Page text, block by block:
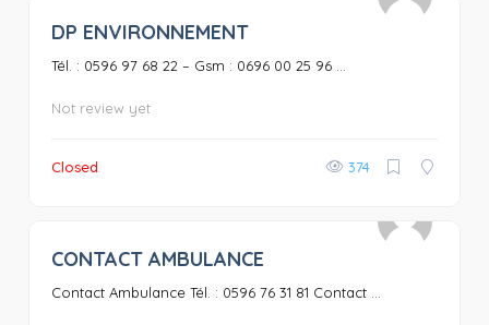
DP ENVIRONNEMENT
Tél. : 0596 97 68 22 – Gsm : 0696 00 25 96 ...
Not review yet
Closed 374
CONTACT AMBULANCE
Contact Ambulance Tél. : 0596 76 31 81 Contact ...